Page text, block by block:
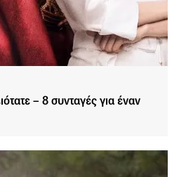
– 8 συνταγές για έναν